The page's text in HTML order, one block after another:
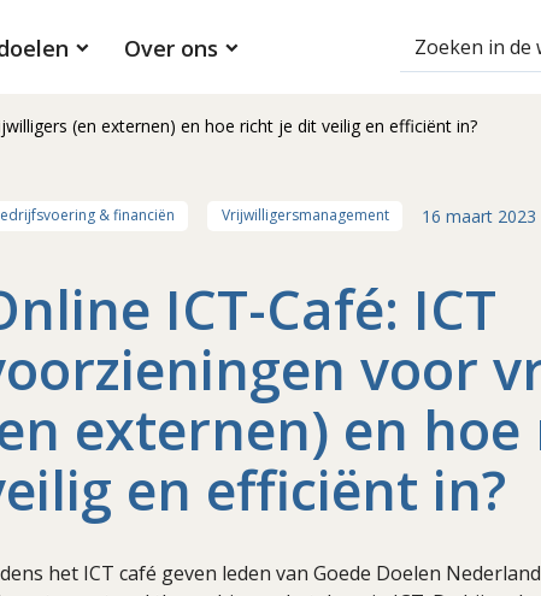
Over ons
(en externen) en hoe richt je dit veilig en efficiënt in?
& financiën Vrijwilligersmanagement 16 maart 2023
ICT-Café: ICT
voor
externen) en
en efficiënt in?
het ICT café geven leden van Goede Doelen